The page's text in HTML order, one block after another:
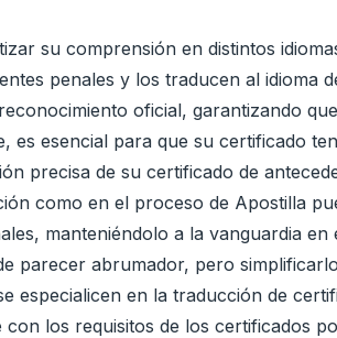
su comprensión en distintos
penales y los traducen al idioma
oficial, garantizando
esencial para que su certificado
precisa de su certificado de
como en el proceso de Apostilla
manteniéndolo a la vanguardia
parecer abrumador, pero
especialicen en la traducción de
los requisitos de los certificados